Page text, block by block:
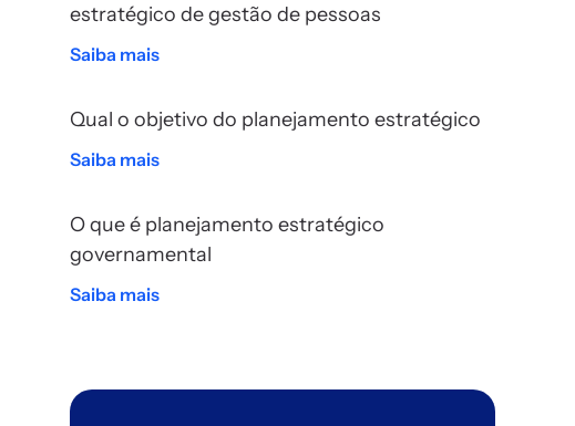
estratégico de gestão de pessoas
Saiba mais
Qual o objetivo do planejamento estratégico
Saiba mais
O que é planejamento estratégico
governamental
Saiba mais